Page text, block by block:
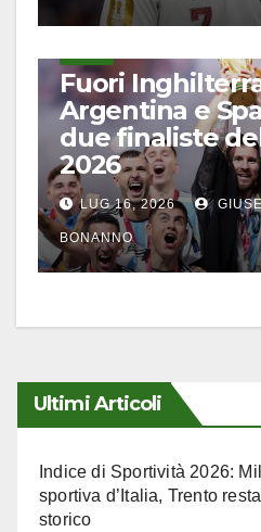
Fuori
Argentina e
due finaliste
2026
LUG 16, 2026
BONANNO
Ultimi Articoli
Indice di Sportività 2026:
sportiva d’Italia, Trento
storico